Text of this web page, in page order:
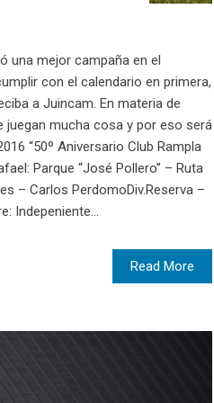
una mejor campaña en el
con el calendario en primera,
a Juincam. En materia de
juegan mucha cosa y por eso será
“50º Aniversario Club Rampla
Parque “José Pollero” – Ruta
– Carlos PerdomoDiv.Reserva –
Indepeniente...
Read More